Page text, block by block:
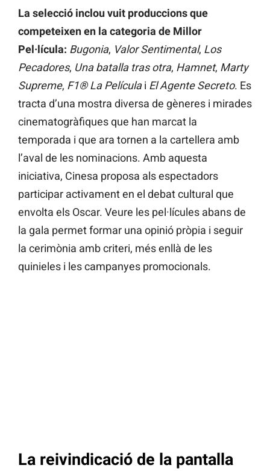
La selecció inclou vuit produccions que
competeixen en la categoria de Millor
Pel·lícula: Bugonia, Valor Sentimental, Los
Pecadores, Una batalla tras otra, Hamnet, Marty
Supreme, F1® La Películai El Agente Secreto. Es
tracta d’una mostra diversa de gèneres i mirades
cinematogràfiques que han marcat la
temporada i que ara tornen a la cartellera amb
l’aval de les nominacions. Amb aquesta
iniciativa, Cinesa proposa als espectadors
participar activament en el debat cultural que
envolta els Oscar. Veure les pel·lícules abans de
la gala permet formar una opinió pròpia i seguir
la cerimònia amb criteri, més enllà de les
quinieles i les campanyes promocionals.
La reivindicació de la pantalla